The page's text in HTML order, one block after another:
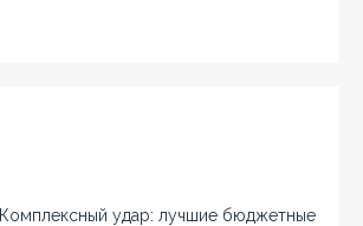
Комплексный удар: лучшие бюджетные